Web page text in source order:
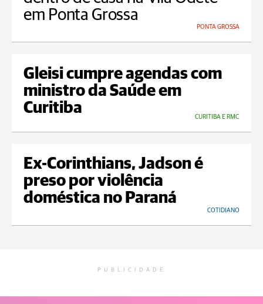
em Ponta Grossa
PONTA GROSSA
Gleisi cumpre agendas com
ministro da Saúde em
Curitiba
CURITIBA E RMC
Ex-Corinthians, Jadson é
preso por violência
doméstica no Paraná
COTIDIANO
PUBLICIDADE